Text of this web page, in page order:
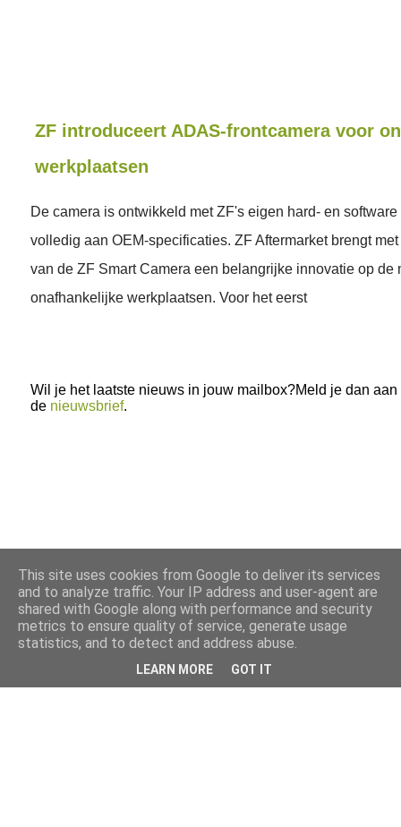
ZF introduceert ADAS-frontcamera voor
werkplaatsen
De camera is ontwikkeld met ZF's eigen hard- en
volledig aan OEM-specificaties. ZF Aftermarket brengt
van de ZF Smart Camera een belangrijke innovatie op de
onafhankelijke werkplaatsen. Voor het eerst
Wil je het laatste nieuws in jouw mailbox?Meld je dan aan
de nieuwsbrief.
This site uses cookies from Google to deliver its services
and to analyze traffic. Your IP address and user-agent are
shared with Google along with performance and security
metrics to ensure quality of service, generate usage
statistics, and to detect and address abuse.
LEARN MORE GOT IT